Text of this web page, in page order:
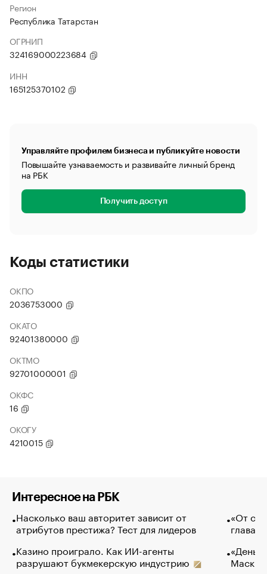
Регион
Республика Татарстан
ОГРНИП
324169000223684
ИНН
165125370102
Управляйте профилем бизнеса и публикуйте новости
Повышайте узнаваемость и развивайте личный бренд
на РБК
Получить доступ
Коды статистики
ОКПО
2036753000
ОКАТО
92401380000
ОКТМО
92701000001
ОКФС
16
ОКОГУ
4210015
Интересное на РБК
Насколько ваш авторитет зависит от
атрибутов престижа? Тест для лидеров
Казино проиграло. Как ИИ-агенты
разрушают букмекерскую индустрию
«От
глава
Маск в